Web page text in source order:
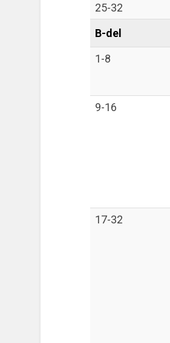
25-32
B-del
1-8
9-16
17-32